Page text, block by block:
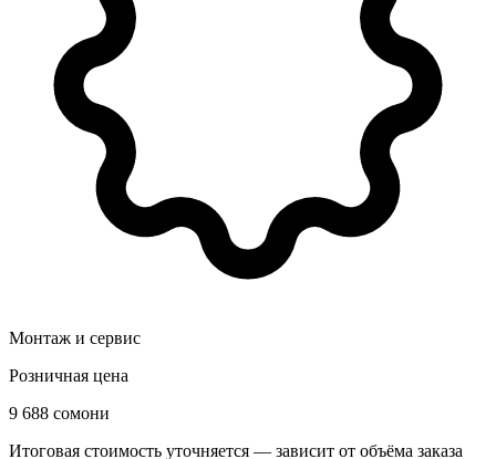
Монтаж и сервис
Розничная цена
9 688 сомони
Итоговая стоимость уточняется — зависит от объёма заказа